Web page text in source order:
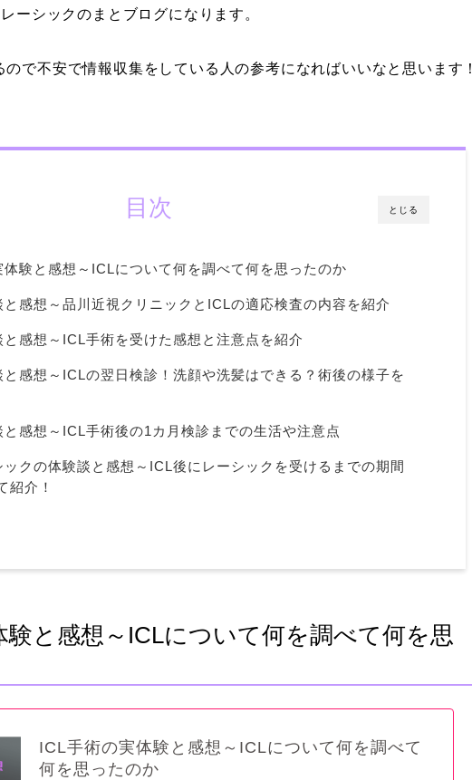
ーシックのまとブログになります。
で不安で情報収集をしている人の参考になればいいなと思います！
とじる
目次
験と感想～ICLについて何を調べて何を思ったのか
感想～品川近視クリニックとICLの適応検査の内容を紹介
感想～ICL手術を受けた感想と注意点を紹介
感想～ICLの翌日検診！洗顔や洗髪はできる？術後の様子を
感想～ICL手術後の1カ月検診までの生活や注意点
クの体験談と感想～ICL後にレーシックを受けるまでの期間
紹介！
と感想～ICLについて何を調べて何を思
ICL手術の実体験と感想～ICLについて何を調べて
何を思ったのか